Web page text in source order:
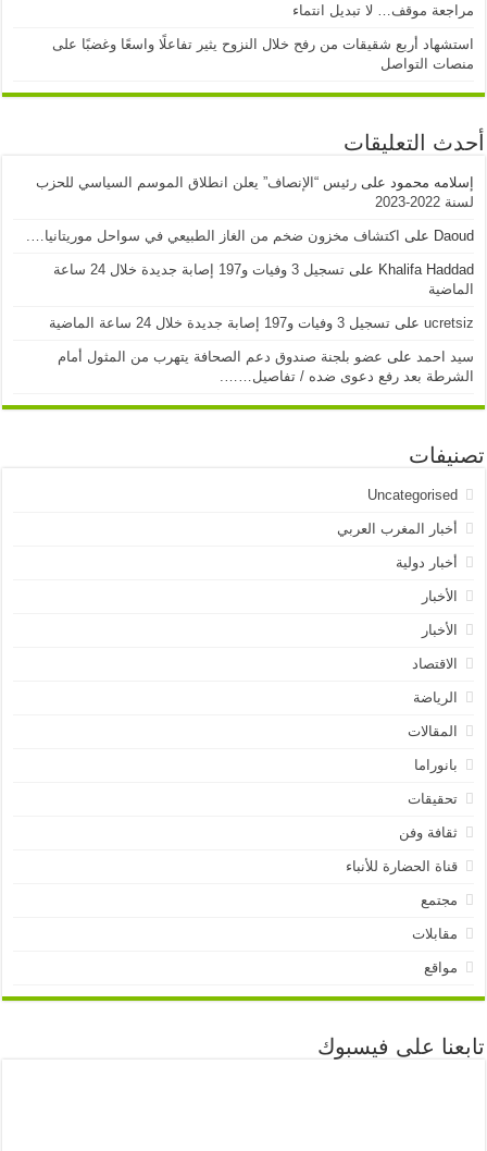
مراجعة موقف… لا تبديل انتماء
استشهاد أربع شقيقات من رفح خلال النزوح يثير تفاعلًا واسعًا وغضبًا على
منصات التواصل
أحدث التعليقات
إسلامه محمود علىرئيس “الإنصاف” يعلن انطلاق الموسم السياسي للحزب
لسنة 2022-2023
Daoud على اكتشاف مخزون ضخم من الغاز الطبيعي في سواحل موريتانيا….
Khalifa Haddad على
تسجيل 3 وفيات و197 إصابة جديدة خلال 24 ساعة
الماضية
ucretsiz علىتسجيل 3 وفيات و197 إصابة جديدة خلال 24 ساعة الماضية
سيد احمد على عضو بلجنة صندوق دعم الصحافة يتهرب من المثول أمام
الشرطة بعد رفع دعوى ضده / تفاصيل…….
تصنيفات
Uncategorised
أخبار المغرب العربي
أخبار دولية
الأخبار
الأخبار
الاقتصاد
الرياضة
المقالات
بانوراما
تحقيقات
ثقافة وفن
قناة الحضارة للأنباء
مجتمع
مقابلات
مواقع
تابعنا على فيسبوك